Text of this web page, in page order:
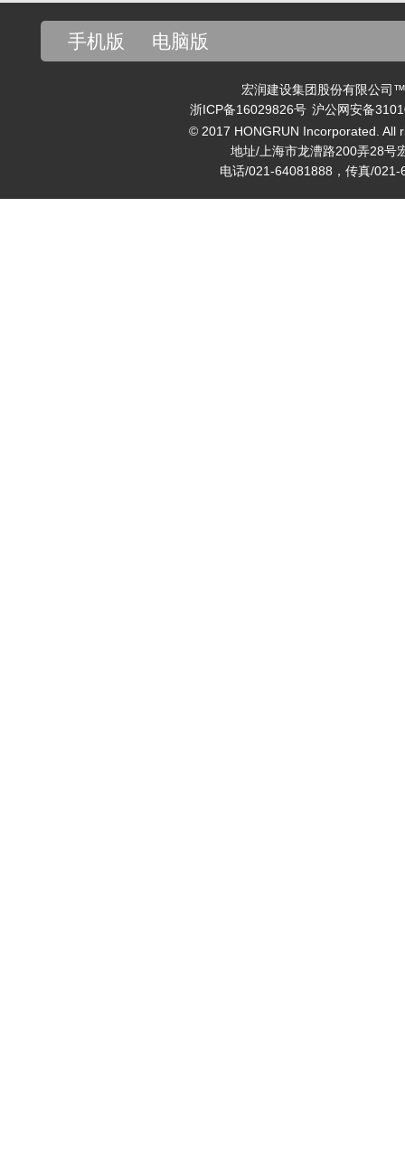
手机版 电脑版
宏润建设集团股份有限公司
浙ICP备16029826号 沪公网安备
© 2017 HONGRUN Incorporated. All
地址/上海市龙漕路200弄28号
电话/021-64081888，传真/021-